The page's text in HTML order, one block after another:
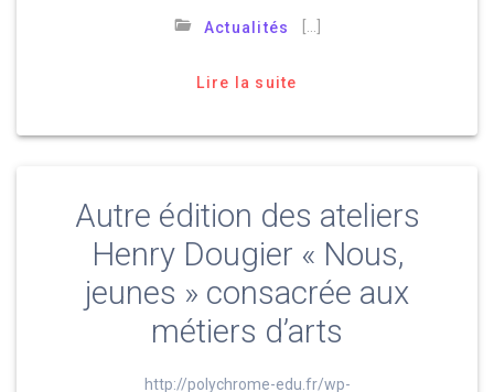
Actualités
Lire la suite
Autre édition des ateliers
Henry Dougier « Nous,
jeunes » consacrée aux
métiers d’arts
http://polychrome-edu.fr/wp-